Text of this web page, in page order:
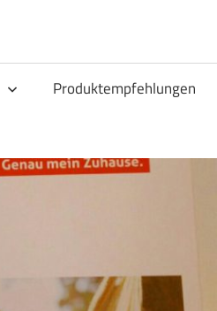
Produktempfehlungen